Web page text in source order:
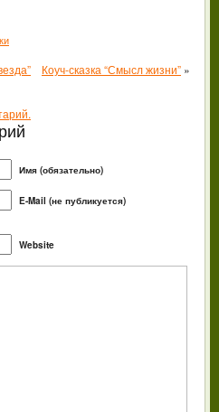
Коуч-сказка “Смысл жизни” »
Имя (обязательно)
E-Mail (не публикуется)
Website